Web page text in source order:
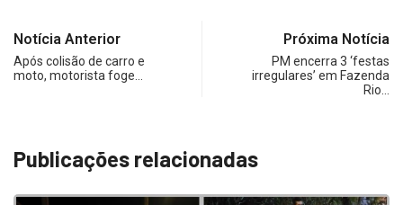
Notícia Anterior
Após colisão de carro e
moto, motorista foge…
Próxima Notícia
PM encerra 3 ‘festas
irregulares’ em Fazenda
Rio…
Publicações relacionadas